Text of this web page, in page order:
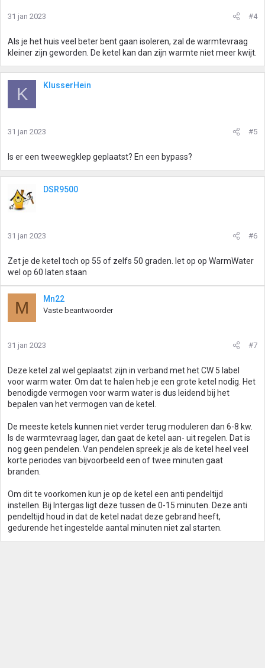
31 jan 2023 #4
Als je het huis veel beter bent gaan isoleren, zal de warmtevraag
kleiner zijn geworden. De ketel kan dan zijn warmte niet meer kwijt.
K KlusserHein
31 jan 2023 #5
Is er een tweewegklep geplaatst? En een bypass?
DSR9500
31 jan 2023 #6
Zet je de ketel toch op 55 of zelfs 50 graden. let op op WarmWater
wel op 60 laten staan
M Mn22
Vaste beantwoorder
31 jan 2023 #7
Deze ketel zal wel geplaatst zijn in verband met het CW 5 label
voor warm water. Om dat te halen heb je een grote ketel nodig. Het
benodigde vermogen voor warm water is dus leidend bij het
bepalen van het vermogen van de ketel.
De meeste ketels kunnen niet verder terug moduleren dan 6-8 kw.
Is de warmtevraag lager, dan gaat de ketel aan- uit regelen. Dat is
nog geen pendelen. Van pendelen spreek je als de ketel heel veel
korte periodes van bijvoorbeeld een of twee minuten gaat
branden.
Om dit te voorkomen kun je op de ketel een anti pendeltijd
instellen. Bij Intergas ligt deze tussen de 0-15 minuten. Deze anti
pendeltijd houd in dat de ketel nadat deze gebrand heeft,
gedurende het ingestelde aantal minuten niet zal starten.